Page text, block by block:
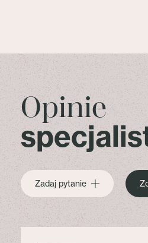
Opinie
Zadaj pytanie